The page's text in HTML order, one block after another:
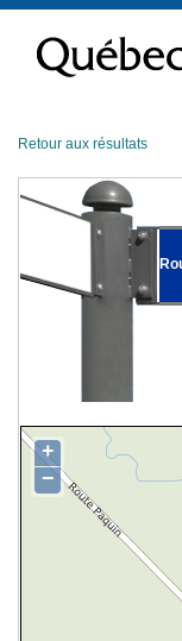
contenu
Retour aux résultats
+
−